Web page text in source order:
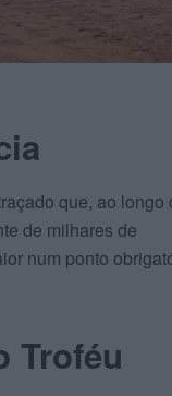
que, ao longo
de milhares de
num ponto
Troféu